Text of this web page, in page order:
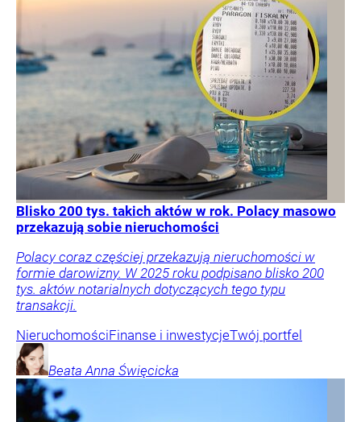
Blisko 200 tys. takich aktów w rok. Polacy masowo
przekazują sobie nieruchomości
Polacy coraz częściej przekazują nieruchomości w
formie darowizny. W 2025 roku podpisano blisko 200
tys. aktów notarialnych dotyczących tego typu
transakcji.
NieruchomościFinanse i inwestycjeTwój portfel
Beata Anna Święcicka